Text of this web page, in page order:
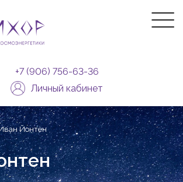
+7 (906) 756-63-36
Личный кабинет
|||
Йонтен